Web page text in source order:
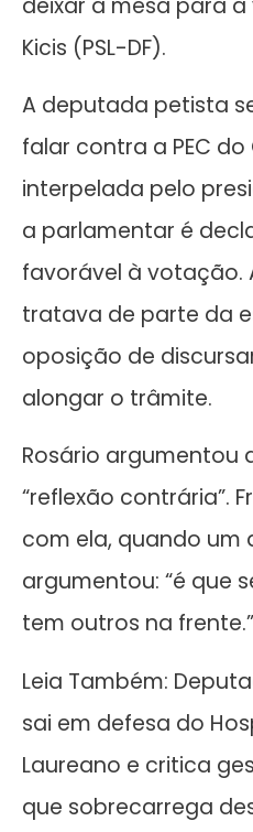
Kicis (PSL-DF).
A deputada petista
falar contra a PEC
interpelada pelo
a parlamentar é
favorável à votação.
tratava de parte da
oposição de
alongar o trâmite.
Rosário argumentou
“reflexão contrária”.
com ela, quando
argumentou: “é que
tem outros na frente.”
Leia Também:
sai em defesa do
Laureano e critica
que sobrecarrega